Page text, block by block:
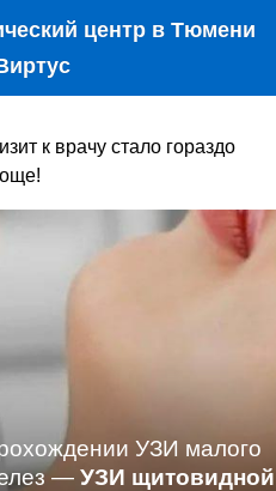
центр в Тюмени
Виртус
к врачу стало гораздо
УЗИ малого
— УЗИ щитовидной